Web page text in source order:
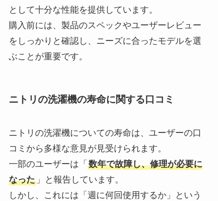
として十分な性能を提供しています。
購入前には、製品のスペックやユーザーレビュー
をしっかりと確認し、ニーズに合ったモデルを選
ぶことが重要です。
ニトリの洗濯機の寿命に関する口コミ
ニトリの洗濯機についての寿命は、ユーザーの口
コミから多様な意見が見受けられます。
一部のユーザーは「 数年で故障し、修理が必要に
なった」と報告しています。
しかし、これには「週に何回使用するか」という